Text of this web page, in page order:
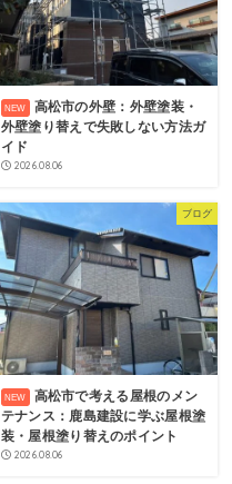
高松市の外壁：外壁塗装・
外壁塗り替えで失敗しない方法ガ
イド
2026.08.06
ブログ
高松市で考える屋根のメン
テナンス：鹿島建設に学ぶ屋根塗
装・屋根塗り替えのポイント
2026.08.06